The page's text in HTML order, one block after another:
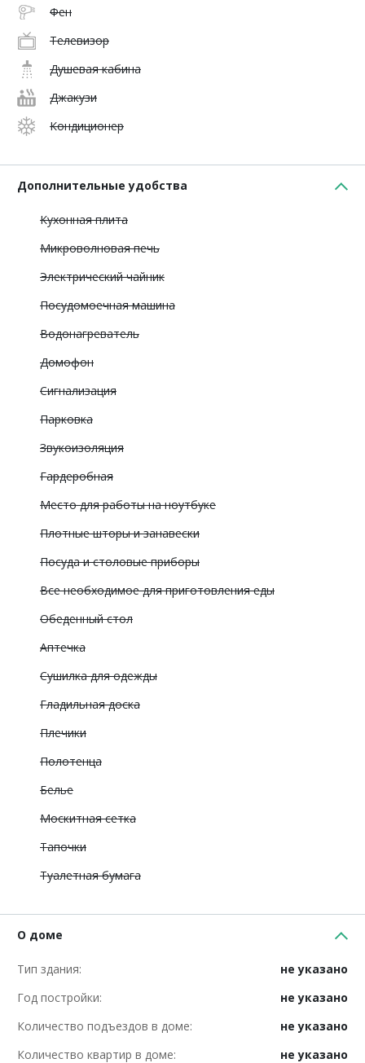
Фен
Телевизор
Душевая кабина
Джакузи
Кондиционер
Дополнительные удобства
Кухонная плита
Микроволновая печь
Электрический чайник
Посудомоечная машина
Водонагреватель
Домофон
Сигнализация
Парковка
Звукоизоляция
Гардеробная
Место для работы на ноутбуке
Плотные шторы и занавески
Посуда и столовые приборы
Все необходимое для приготовления еды
Обеденный стол
Аптечка
Сушилка для одежды
Гладильная доска
Плечики
Полотенца
Белье
Москитная сетка
Тапочки
Туалетная бумага
О доме
Тип здания:
не указано
Год постройки:
не указано
Количество подъездов в доме:
не указано
Количество квартир в доме:
не указано